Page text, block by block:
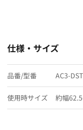
仕様・サイズ
品番/型番 AC3-
使用時サイズ 約幅